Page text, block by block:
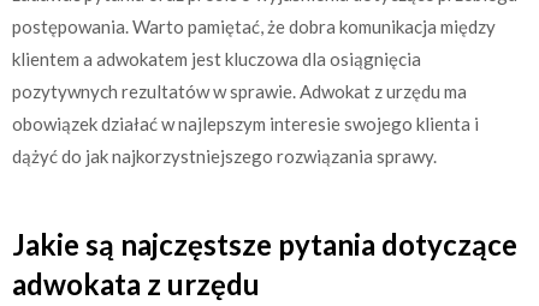
postępowania. Warto pamiętać, że dobra komunikacja między
klientem a adwokatem jest kluczowa dla osiągnięcia
pozytywnych rezultatów w sprawie. Adwokat z urzędu ma
obowiązek działać w najlepszym interesie swojego klienta i
dążyć do jak najkorzystniejszego rozwiązania sprawy.
Jakie są najczęstsze pytania dotyczące
adwokata z urzędu